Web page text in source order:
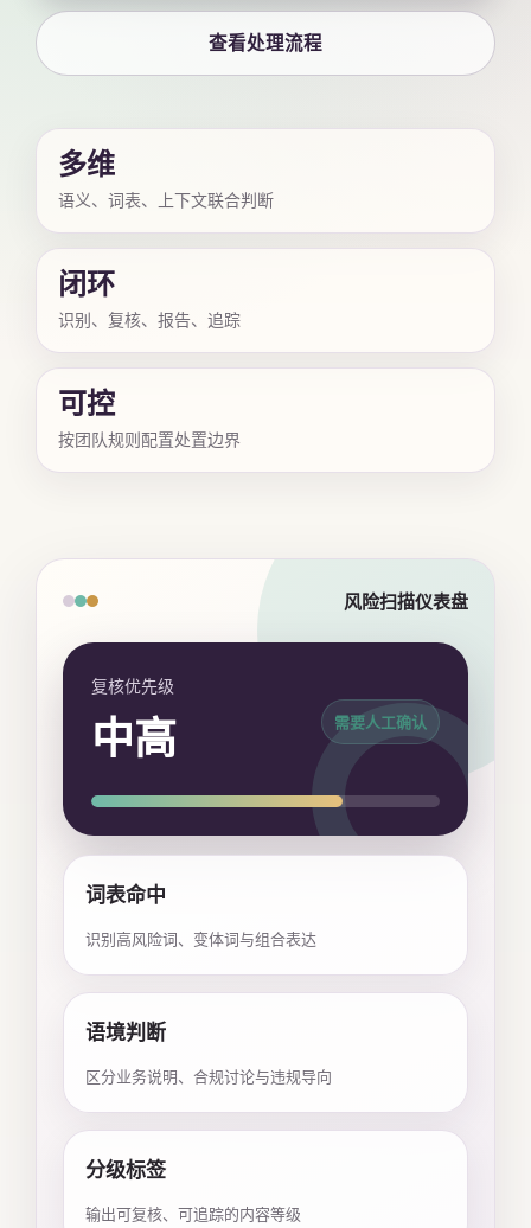
查看处理流程
多维
语义、词表、上下文联合判断
闭环
识别、复核、报告、追踪
可控
按团队规则配置处置边界
风险扫描仪表盘
复核优先级
中高 需要人工确认
词表命中
识别高风险词、变体词与组合表达
语境判断
区分业务说明、合规讨论与违规导向
分级标签
输出可复核、可追踪的内容等级